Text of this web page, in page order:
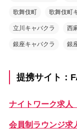
歌舞伎町 歌舞伎町
立川キャバクラ 西
銀座キャバクラ 銀
提携サイト：
ナイトワーク求人
会員制ラウンジ求